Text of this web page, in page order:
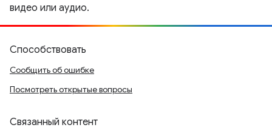
видео или аудио.
Способствовать
Сообщить об ошибке
Посмотреть открытые вопросы
Связанный контент